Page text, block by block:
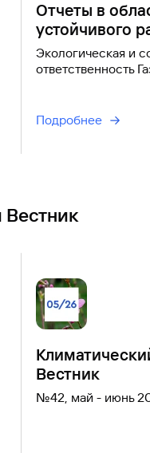
Отчеты в
устойчивого
Экологическая и
ответственность
Подробнее
Вестник
Вестник
№42, май - июнь